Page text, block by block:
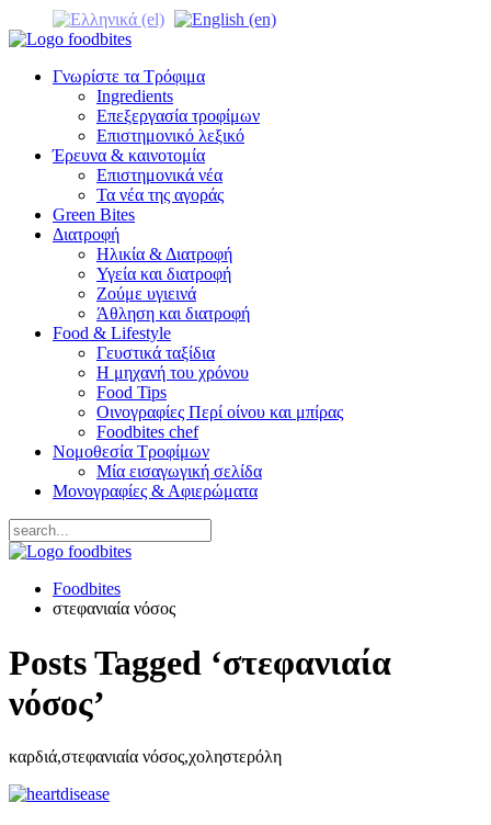
Γνωρίστε τα Τρόφιμα
Ingredients
Επεξεργασία τροφίμων
Επιστημονικό λεξικό
Έρευνα & καινοτομία
Επιστημονικά νέα
Τα νέα της αγοράς
Green Bites
Διατροφή
Ηλικία & Διατροφή
Υγεία και διατροφή
Ζούμε υγιεινά
Άθληση και διατροφή
Food & Lifestyle
Γευστικά ταξίδια
Η μηχανή του χρόνου
Food Tips
Οινογραφίες Περί οίνου και μπίρας
Foodbites chef
Νομοθεσία Τροφίμων
Μία εισαγωγική σελίδα
Μονογραφίες & Αφιερώματα
Foodbites
στεφανιαία νόσος
Posts Tagged ‘στεφανιαία
νόσος’
καρδιά,στεφανιαία νόσος,χοληστερόλη